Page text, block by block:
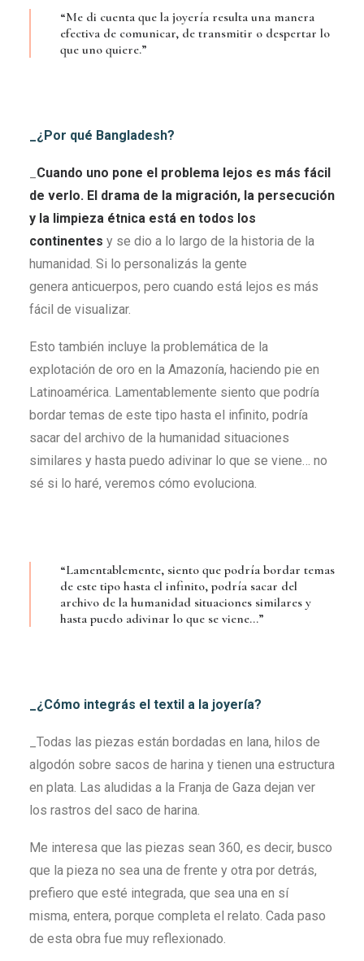
“Me di cuenta que la joyería resulta una manera
efectiva de comunicar, de transmitir o despertar lo
que uno quiere.”
_¿Por qué Bangladesh?
Cuando uno pone el problema lejos es más fácil
de verlo. El drama de la migración, la persecución
y la limpieza étnica está en todos los
continentes y se dio a lo largo de la historia de la
humanidad. Si lo personalizás la gente
genera anticuerpos, pero cuando está lejos es más
fácil de visualizar.
Esto también incluye la problemática de la
explotación de oro en la Amazonía, haciendo pie en
Latinoamérica. Lamentablemente siento que podría
bordar temas de este tipo hasta el infinito, podría
sacar del archivo de la humanidad situaciones
similares y hasta puedo adivinar lo que se viene… no
sé si lo haré, veremos cómo evoluciona.
“Lamentablemente, siento que podría bordar temas
de este tipo hasta el infinito, podría sacar del
archivo de la humanidad situaciones similares y
hasta puedo adivinar lo que se viene…”
_¿Cómo integrás el textil a la joyería?
_Todas las piezas están bordadas en lana, hilos de
algodón sobre sacos de harina y tienen una estructura
en plata. Las aludidas a la Franja de Gaza dejan ver
los rastros del saco de harina.
Me interesa que las piezas sean 360, es decir, busco
que la pieza no sea una de frente y otra por detrás,
prefiero que esté integrada, que sea una en sí
misma, entera, porque completa el relato. Cada paso
de esta obra fue muy reflexionado.